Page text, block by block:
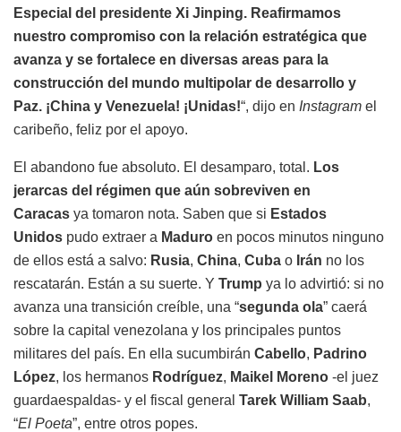
Especial del presidente Xi Jinping. Reafirmamos
nuestro compromiso con la relación estratégica que
avanza y se fortalece en diversas areas para la
construcción del mundo multipolar de desarrollo y
Paz. ¡China y Venezuela! ¡Unidas!“, dijo en Instagram el
caribeño, feliz por el apoyo.
El abandono fue absoluto. El desamparo, total. Los
jerarcas del régimen que aún sobreviven en
Caracas ya tomaron nota. Saben que si Estados
Unidos pudo extraer a Maduro en pocos minutos ninguno
de ellos está a salvo: Rusia, China, Cuba o Irán no los
rescatarán. Están a su suerte. Y Trump ya lo advirtió: si no
avanza una transición creíble, una “segunda ola” caerá
sobre la capital venezolana y los principales puntos
militares del país. En ella sucumbirán Cabello, Padrino
López, los hermanos Rodríguez, Maikel Moreno -el juez
guardaespaldas- y el fiscal general Tarek William Saab,
“El Poeta”, entre otros popes.